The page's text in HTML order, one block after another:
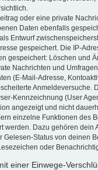
oder eine private
Daten ebenfalls
Entwurf
gespeichert. Die IP-
gespeichert: Löschen und
Nachrichten und
(E-Mail-Adresse,
Anmeldeversuche.
Kennzeichnung (User
angezeigt und nicht
einzelne Funktionen des
werden. Dazu gehören dein
Gelesen-Status von deinen
oder
einer Einwege-